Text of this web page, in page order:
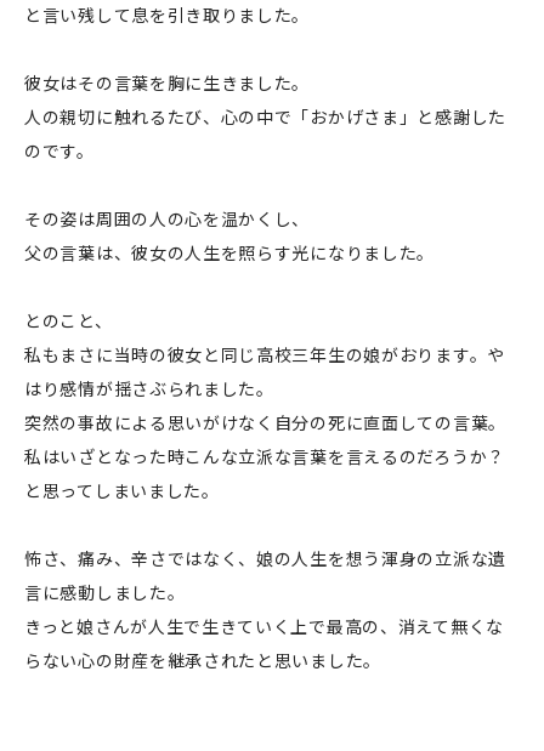
と言い残して息を引き取りました。
彼女はその言葉を胸に生きました。
人の親切に触れるたび、心の中で「おかげさま」と感謝した
のです。
その姿は周囲の人の心を温かくし、
父の言葉は、彼女の人生を照らす光になりました。
とのこと、
私もまさに当時の彼女と同じ高校三年生の娘がおります。や
はり感情が揺さぶられました。
突然の事故による思いがけなく自分の死に直面しての言葉。
私はいざとなった時こんな立派な言葉を言えるのだろうか？
と思ってしまいました。
怖さ、痛み、辛さではなく、娘の人生を想う渾身の立派な遺
言に感動しました。
きっと娘さんが人生で生きていく上で最高の、消えて無くな
らない心の財産を継承されたと思いました。